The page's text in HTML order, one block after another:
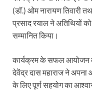
(डॉ.) ओम नारायण तिवारी
प्रसाद रयाल ने अतिथियों
सम्मानित किया।
कार्यक्रम के सफल आयोजन के
देवेंद्र दास महाराज ने
के लिए पूर्ण सहयोग का